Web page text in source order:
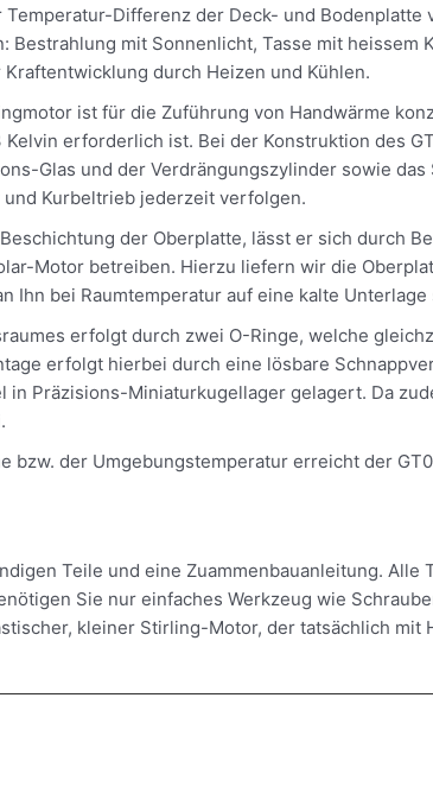
Differenz der Deck- und Bodenplatte
Bestrahlung mit Sonnenlicht, Tasse mit
durch Heizen und Kühlen.
ist für die Zuführung von Handwärme
erforderlich ist. Bei der Konstruktion des
Glas und der Verdrängungszylinder sowie
Kurbeltrieb jederzeit verfolgen.
der Oberplatte, lässt er sich durch
Motor betreiben. Hierzu liefern wir die
Ihn bei Raumtemperatur auf eine kalte
erfolgt durch zwei O-Ringe, welche
erfolgt hierbei durch eine lösbare
in Präzisions-Miniaturkugellager gelagert. Da
bzw. der Umgebungstemperatur erreicht der
Teile und eine Zuammenbauanleitung.
Sie nur einfaches Werkzeug wie
kleiner Stirling-Motor, der tatsächlich mit